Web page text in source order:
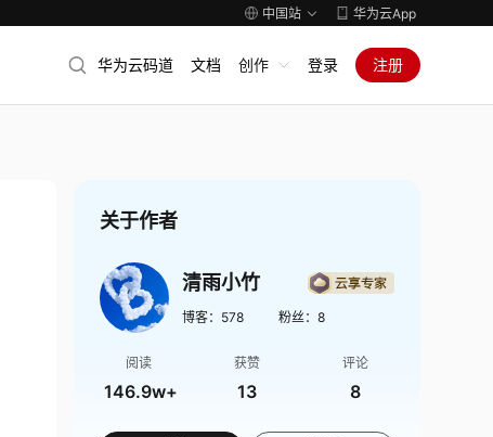
中国站 华为云App
华为云码道 文档 创作 登录 注册
关于作者
清雨小竹
博客： 578 粉丝： 8
阅读
146.9w+
获赞
13
评论
8